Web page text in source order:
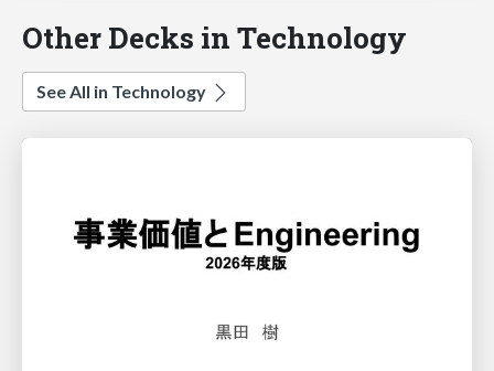
Other Decks in Technology
See All in Technology